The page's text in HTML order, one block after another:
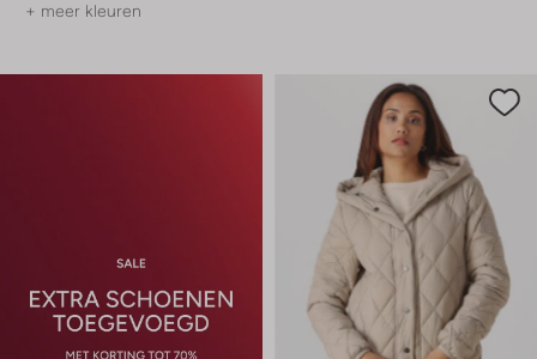
+ meer kleuren